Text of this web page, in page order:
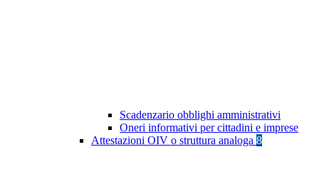
Scadenzario obblighi amministrativi
Oneri informativi per cittadini e imprese
Attestazioni OIV o struttura analoga 8